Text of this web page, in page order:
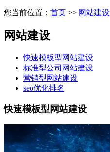
您当前位置： 首页 >> 网站建设
网站建设
快速模板型网站建设
标准型公司网站建设
营销型网站建设
seo优化排名
快速模板型网站建设